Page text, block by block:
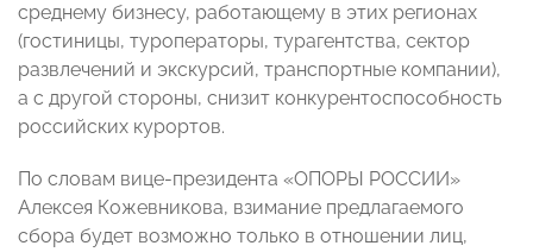
среднему бизнесу, работающему в этих регионах
(гостиницы, туроператоры, турагентства, сектор
развлечений и экскурсий, транспортные компании),
а с другой стороны, снизит конкурентоспособность
российских курортов.
По словам вице-президента «ОПОРЫ РОССИИ»
Алексея Кожевникова, взимание предлагаемого
сбора будет возможно только в отношении лиц,